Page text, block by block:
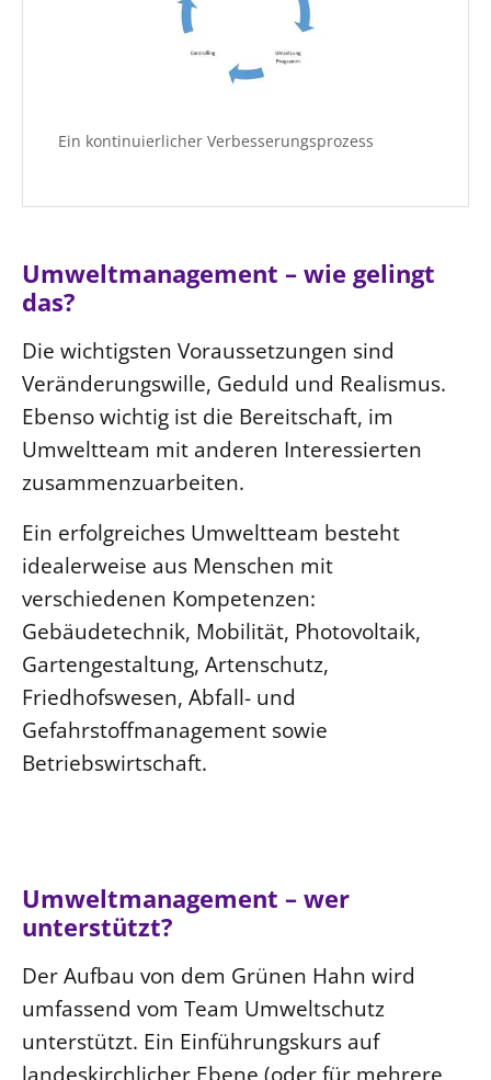
Ein kontinuierlicher Verbesserungsprozess
Umweltmanagement – wie gelingt
das?
Die wichtigsten Voraussetzungen sind
Veränderungswille, Geduld und Realismus.
Ebenso wichtig ist die Bereitschaft, im
Umweltteam mit anderen Interessierten
zusammenzuarbeiten.
Ein erfolgreiches Umweltteam besteht
idealerweise aus Menschen mit
verschiedenen Kompetenzen:
Gebäudetechnik, Mobilität, Photovoltaik,
Gartengestaltung, Artenschutz,
Friedhofswesen, Abfall- und
Gefahrstoffmanagement sowie
Betriebswirtschaft.
Umweltmanagement – wer
unterstützt?
Der Aufbau von dem Grünen Hahn wird
umfassend vom Team Umweltschutz
unterstützt. Ein Einführungskurs auf
landeskirchlicher Ebene (oder für mehrere